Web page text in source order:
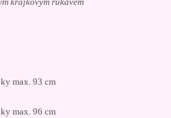
krajkovým rukávem
max. 93 cm
max. 96 cm